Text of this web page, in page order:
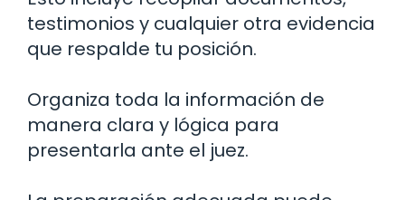
testimonios y cualquier otra evidencia
que respalde tu posición.
Organiza toda la información de
manera clara y lógica para
presentarla ante el juez.